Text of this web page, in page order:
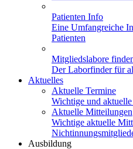
Patienten Info
Eine Umfangreiche
Patienten
Mitgliedslabore
Der Laborfinder für
Aktuelles
Aktuelle Termine
Wichtige und
Aktuelle Mitteilungen
Wichtige aktuelle
Ausbildung